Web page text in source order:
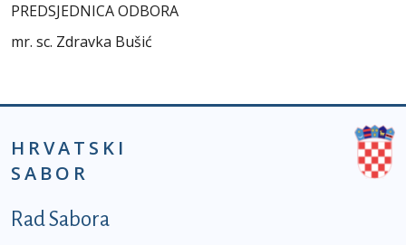
PREDSJEDNICA ODBORA
mr. sc. Zdravka Bušić
HRVATSKI
SABOR
Podnožje prvi izbornik
Rad Sabora